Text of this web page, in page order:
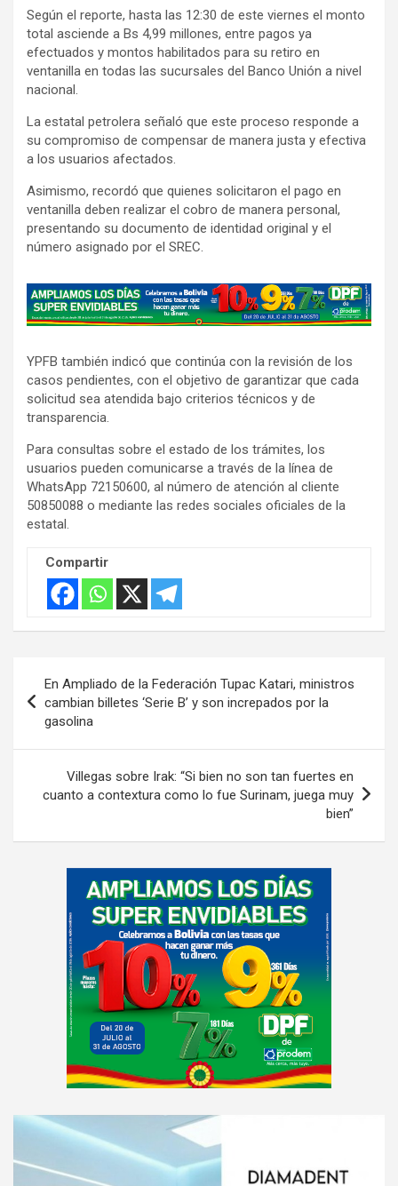
Según el reporte, hasta las 12:30 de este viernes el monto
total asciende a Bs 4,99 millones, entre pagos ya
efectuados y montos habilitados para su retiro en
ventanilla en todas las sucursales del Banco Unión a nivel
nacional.
La estatal petrolera señaló que este proceso responde a
su compromiso de compensar de manera justa y efectiva
a los usuarios afectados.
Asimismo, recordó que quienes solicitaron el pago en
ventanilla deben realizar el cobro de manera personal,
presentando su documento de identidad original y el
número asignado por el SREC.
A
d
e
r
t
s
e
m
e
YPFB también indicó que continúa con la revisión de los
casos pendientes, con el objetivo de garantizar que cada
solicitud sea atendida bajo criterios técnicos y de
transparencia.
Para consultas sobre el estado de los trámites, los
usuarios pueden comunicarse a través de la línea de
WhatsApp 72150600, al número de atención al cliente
50850088 o mediante las redes sociales oficiales de la
estatal.
Compartir
de
entradas
En Ampliado de la Federación Tupac Katari, ministros
cambian billetes ‘Serie B’ y son increpados por la
gasolina
Villegas sobre Irak: “Si bien no son tan fuertes en
cuanto a contextura como lo fue Surinam, juega muy
bien”
e
t
A
v